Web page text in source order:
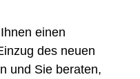
einen
des neuen
und Sie beraten,